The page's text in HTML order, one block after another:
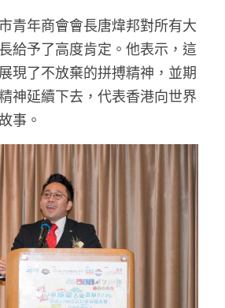
青年商會會長唐煒邦對所有大
給予了高度肯定。他表示，這
現了不放棄的拼搏精神，並期
神延續下去，代表香港向世界
事。